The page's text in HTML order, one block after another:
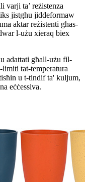
varji ta’ reżistenza
jistgħu jiddeformaw
aktar reżistenti għas-
l-użu xieraq biex
adattati għall-użu fil-
tat-temperatura
u t-tindif ta' kuljum,
eċċessiva.